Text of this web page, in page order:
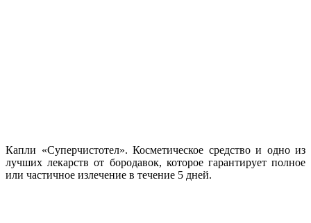
Капли «Суперчистотел». Косметическое средство и одно из
лучших лекарств от бородавок, которое гарантирует полное
или частичное излечение в течение 5 дней.